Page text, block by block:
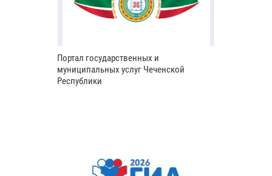
Портал государственных и
муниципальных услуг Чеченской
Республики